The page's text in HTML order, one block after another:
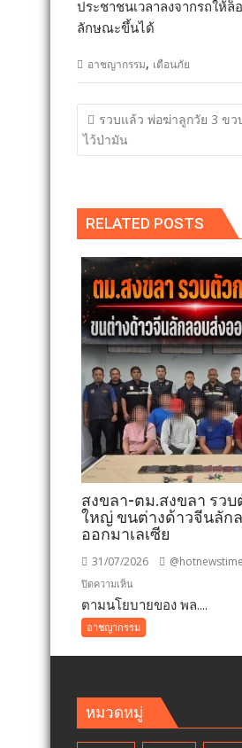
ประชาชนเวลาลงจากรถให้
ลักษณะขึ้นได้
อาชญากรรม, เตือนภัย
แนะแนว
เรื่อง
รวบแล้ว พ่อฆ่าลูกวัย 3 ขว
ไว้ป่ามัน
RELATED POSTS
สงขลา-ตม.สงขลา รวบ
ใหญ่ ขนต่างด้าวจีนลัก
ออกมาเลเซีย
31/07/2026
ปิดความเห็น
สงขลา-
ตม.สงขลา
รวบ
ขน
ต่างด้าว
จีน
ตามนโยบายของ พล....
อาชญากรรม
หมวดหมู่